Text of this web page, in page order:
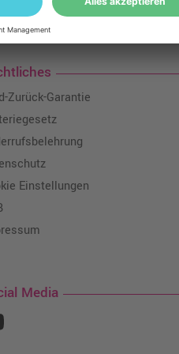
35€ liefern wir versandkostenfrei!¹
Zurück-Garantie
Einstellungen
Media